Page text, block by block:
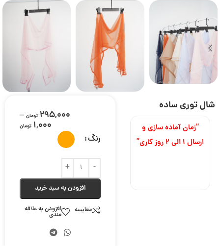
شال توری ساده
“زمان آماده سازی و
ارسال ۱ الی ۲ روز کاری”
295,000 تومان –
1,000 تومان
رنگ
افزودن به سبد خرید
مقایسه افزودن به علاقه
مندی